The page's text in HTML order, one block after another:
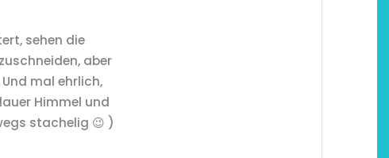
sehen die
aber
mal ehrlich,
Himmel und
stachelig 😉 )